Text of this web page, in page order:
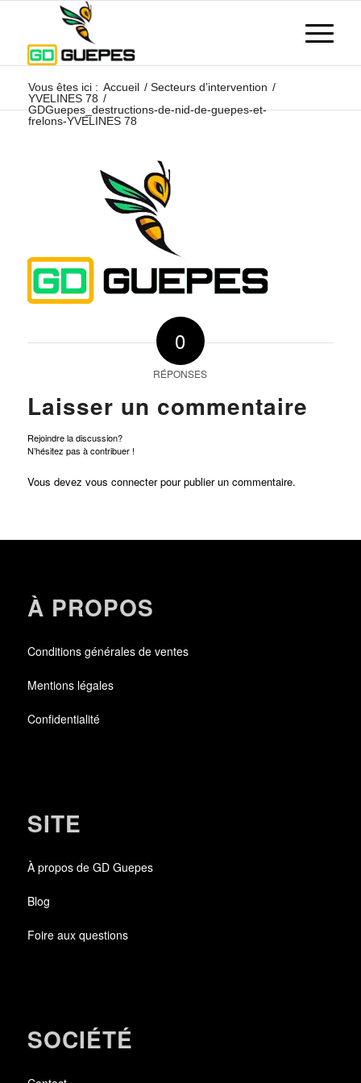
Vous êtes ici : Accueil / Secteurs d’intervention /
YVELINES 78 /
GDGuepes_destructions-de-nid-de-guepes-et-
frelons-YVELINES 78
0
RÉPONSES
Laisser un commentaire
Rejoindre la discussion?
N’hésitez pas à contribuer !
Vous devez vous connecterpour publier un commentaire.
À PROPOS
Conditions générales de ventes
Mentions légales
Confidentialité
SITE
À propos de GD Guepes
Blog
Foire aux questions
SOCIÉTÉ